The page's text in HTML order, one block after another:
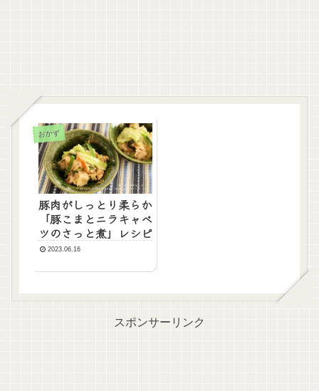
おかず
豚肉がしっとり柔らか
「豚こまとニラキャベ
ツのさっと煮」レシピ
2023.06.16
スポンサーリンク